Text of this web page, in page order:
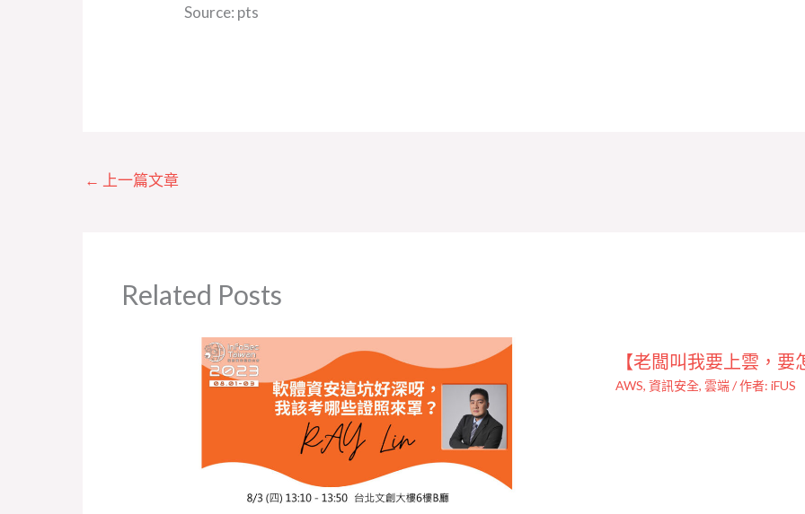
Source: pts
← 上一篇文章
Related Posts
【老闆叫我要上雲，
AWS, 資訊安全, 雲端/ 作者: iFUS